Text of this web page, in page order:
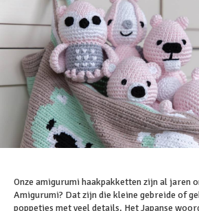
Onze amigurumi haakpakketten zijn al jaren
Amigurumi? Dat zijn die kleine gebreide of
poppetjes met veel details. Het Japanse